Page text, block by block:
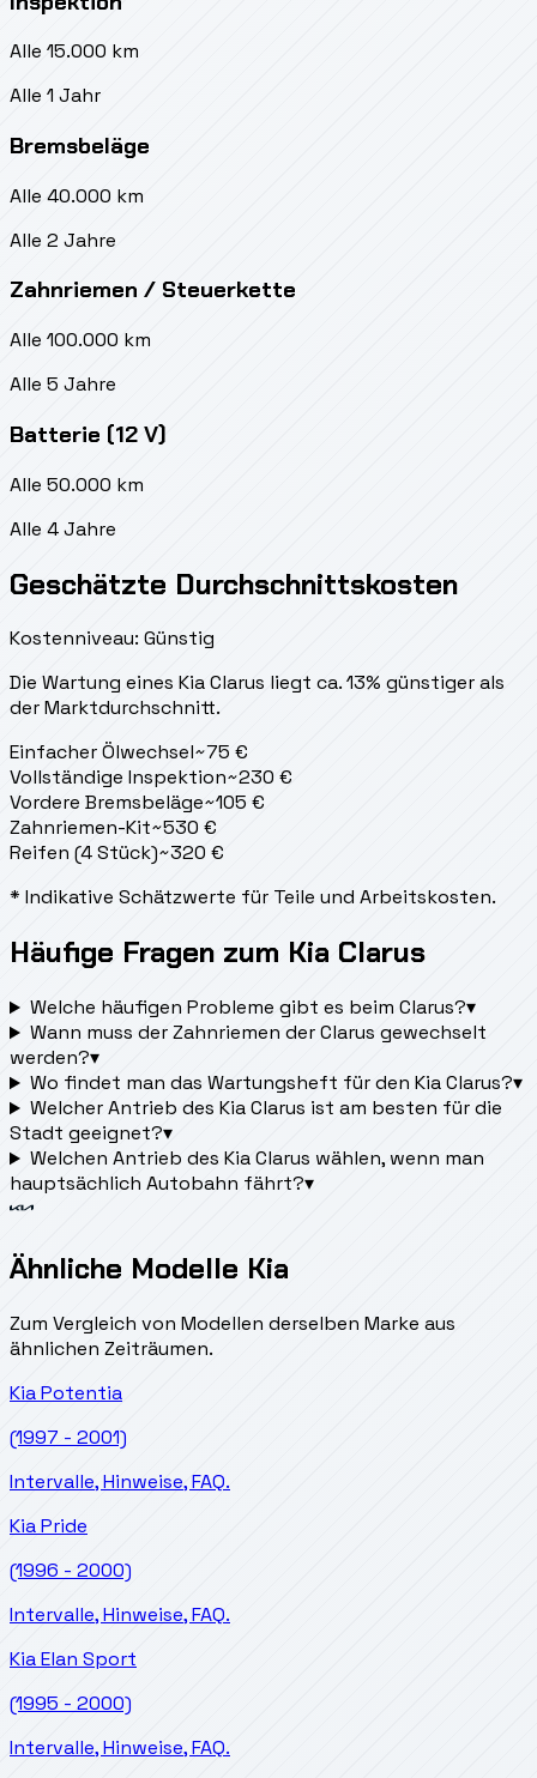
Alle 15.000 km
Alle 1 Jahr
Bremsbeläge
Alle 40.000 km
Alle 2 Jahre
Zahnriemen / Steuerkette
Alle 100.000 km
Alle 5 Jahre
Batterie (12 V)
Alle 50.000 km
Alle 4 Jahre
Geschätzte Durchschnittskosten
Kostenniveau: Günstig
Die Wartung eines Kia Clarus liegt ca. 13% günstiger als
der Marktdurchschnitt.
Einfacher Ölwechsel~75 €
Vollständige Inspektion~230 €
Vordere Bremsbeläge~105 €
Zahnriemen-Kit~530 €
Reifen (4 Stück)~320 €
* Indikative Schätzwerte für Teile und Arbeitskosten.
Häufige Fragen zum Kia Clarus
Welche häufigen Probleme gibt es beim Clarus?▾
Wann muss der Zahnriemen der Clarus gewechselt
werden?▾
Wo findet man das Wartungsheft für den Kia Clarus?▾
Welcher Antrieb des Kia Clarus ist am besten für die
Stadt geeignet?▾
Welchen Antrieb des Kia Clarus wählen, wenn man
hauptsächlich Autobahn fährt?▾
Ähnliche Modelle Kia
Zum Vergleich von Modellen derselben Marke aus
ähnlichen Zeiträumen.
KiaPotentia
(1997 - 2001)
Intervalle, Hinweise, FAQ.
KiaPride
(1996 - 2000)
Intervalle, Hinweise, FAQ.
KiaElan Sport
(1995 - 2000)
Intervalle, Hinweise, FAQ.